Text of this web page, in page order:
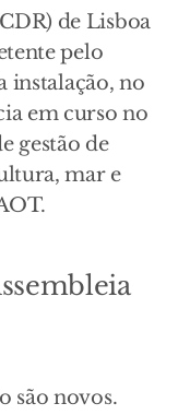
de Lisboa
pelo
instalação, no
em curso no
gestão de
mar e
são novos.